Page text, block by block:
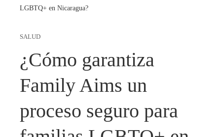
LGBTQ+ en Nicaragua?
SALUD
¿Cómo garantiza
Family Aims un
proceso seguro para